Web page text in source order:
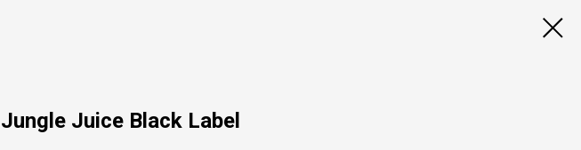
Jungle Juice Black Label